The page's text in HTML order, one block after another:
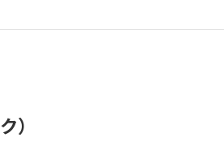
）